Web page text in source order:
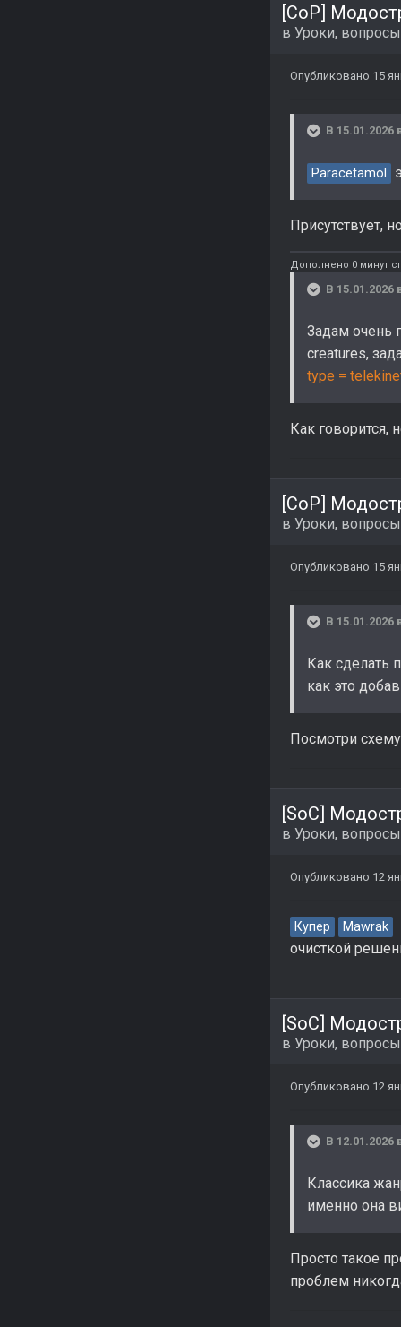
[CoP]
в Уроки,
Опубликовано 15
В 15.01.2026
Paracetamol
Присутствует,
Дополнено 0 минут
В 15.01.2026
Задам очень
creatures,
type =
Как говорится,
[CoP]
в Уроки,
Опубликовано 15
В 15.01.2026
Как сделать
как это
Посмотри
[SoC]
в Уроки,
Опубликовано 12
Купер Mawrak
очисткой
[SoC]
в Уроки,
Опубликовано 12
В 12.01.2026
Классика
именно она
Просто такое
проблем